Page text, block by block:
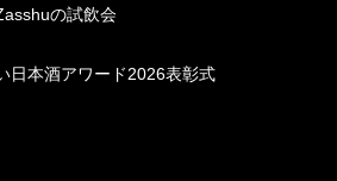
の試飲会
日本酒アワード2026表彰式